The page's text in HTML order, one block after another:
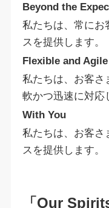
Beyond the
私たちは、常にお
スを提供します。
Flexible and Agile
私たちは、お客さ
軟かつ迅速に対応
With You
私たちは、お客さ
スを提供します。
「Our